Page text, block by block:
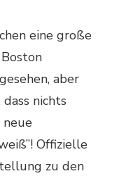
eine große
aber
nichts
neue
Offizielle
zu den